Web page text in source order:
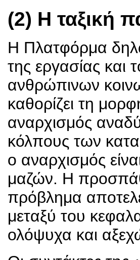
(2) Η ταξική
Η Πλατφόρμα
της εργασίας και
ανθρώπινων
καθορίζει τη
αναρχισμός
κόλπους των
ο αναρχισμός
μαζών. Η
πρόβλημα
μεταξύ του
ολόψυχα και